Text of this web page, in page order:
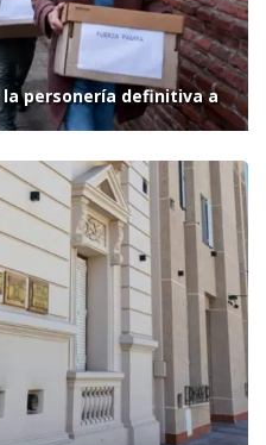
personería definitiva a